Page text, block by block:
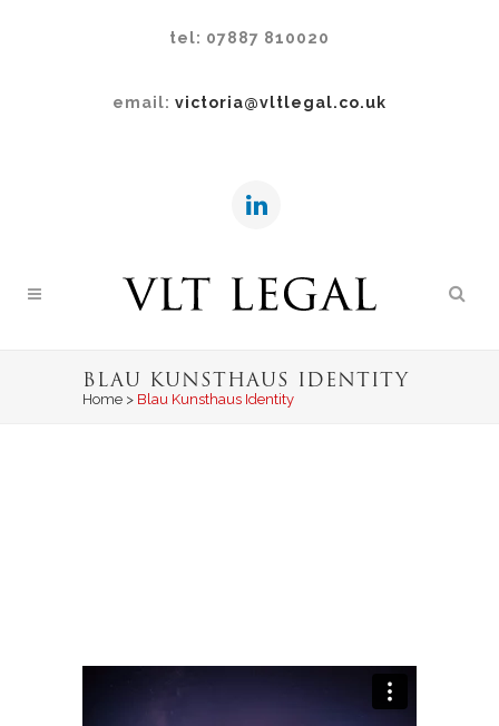
tel: 07887 810020
email: victoria@vltlegal.co.uk
BLAU KUNSTHAUS IDENTITY
Home > Blau Kunsthaus Identity